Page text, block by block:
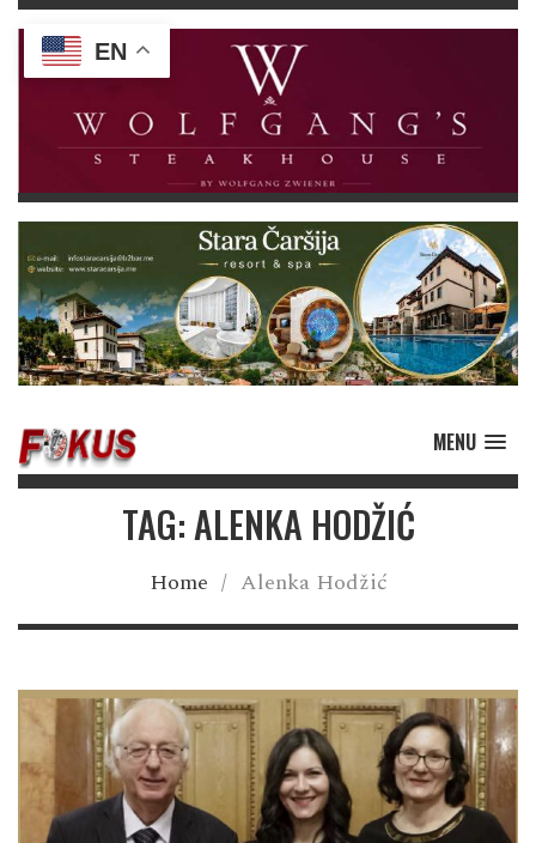
MENU
TAG: ALENKA HODŽIĆ
Home / Alenka Hodžić
EN